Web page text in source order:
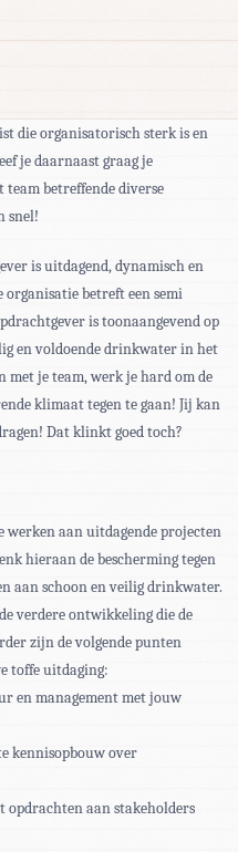
die organisatorisch sterk is en
je daarnaast graag je
betreffende diverse
snel!
is uitdagend, dynamisch en
betreft een semi
is toonaangevend op
en voldoende drinkwater in het
met je team, werk je hard om de
klimaat tegen te gaan! Jij kan
Dat klinkt goed toch?
werken aan uitdagende projecten
hieraan de bescherming tegen
aan schoon en veilig drinkwater.
verdere ontwikkeling die de
zijn de volgende punten
toffe uitdaging:
en management met jouw
kennisopbouw over
opdrachten aan stakeholders